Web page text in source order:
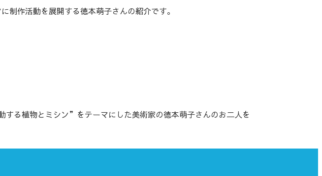
作活動を展開する徳本萌子さんの紹介です。
る植物とミシン”をテーマにした美術家の徳本萌子さんのお二人を